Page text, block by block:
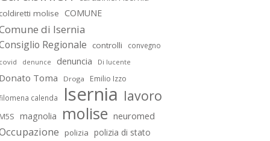
coldiretti molise COMUNE
di Isernia
Regionale controlli convegno
covid denunce denuncia Di lucente
Donato Toma Droga Emilio Izzo
calenda Isernia lavoro
M5S magnolia molise neuromed
polizia polizia di stato